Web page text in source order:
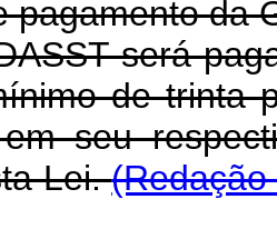
pagamento da
será
de trinta
seu
Lei.